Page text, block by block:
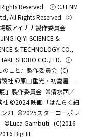
Reserved. ⓒ CJ ENM
All Rights Reserved ⓒ
版アイナナ製作委員会
IQIYI SCIENCE &
& TECHNOLOGY CO.,
SHOBO CO.,LTD. ⓒ
のこと』製作委員会 (C)
社 ©原田重光・初嘉屋一
」製作委員会 ©清水茜／
©2024 映画「はたらく細
21 ©2025スターコーポレ
©Luca Gambuti (C)2016
BigHit